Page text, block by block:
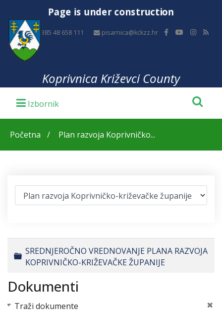
Page is under construction
+385 48 658 111 pisarnica@kckzz.hr
Koprivnica Križevci County
Početna Plan razvoja Koprivničko...
Folder
SREDNJEROČNO VREDNOVANJE PLANA RAZVOJA
KOPRIVNIČKO-KRIŽEVAČKE ŽUPANIJE
Dokumenti
Traži dokumente